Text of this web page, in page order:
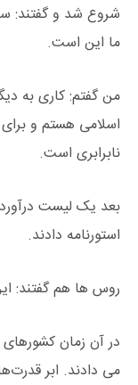
شروع شد و گفتند:
ما این است.
من گفتم: کاری به
اسلامی هستم و برای
نابرابری است.
بعد یک لیست
استورنامه دادند.
روس ها هم گفتند:
در آن زمان
می دادند. ابر